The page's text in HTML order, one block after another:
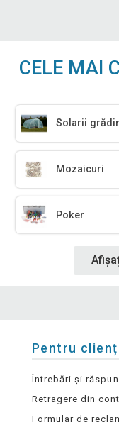
CELE MAI
Solarii
Mozaicuri
Poker
Pentru
Întrebări și
Retragere din
Formular de